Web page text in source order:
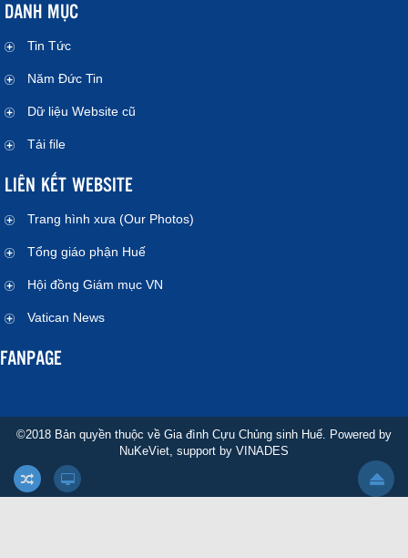
DANH MỤC
Tin Tức
Năm Đức Tin
Dữ liệu Website cũ
Tải file
LIÊN KẾT WEBSITE
Trang hình xưa (Our Photos)
Tổng giáo phận Huế
Hội đồng Giám mục VN
Vatican News
FANPAGE
©2018 Bản quyền thuộc về Gia đình Cựu Chủng sinh Huế. Powered by
NuKeViet , support by VINADES